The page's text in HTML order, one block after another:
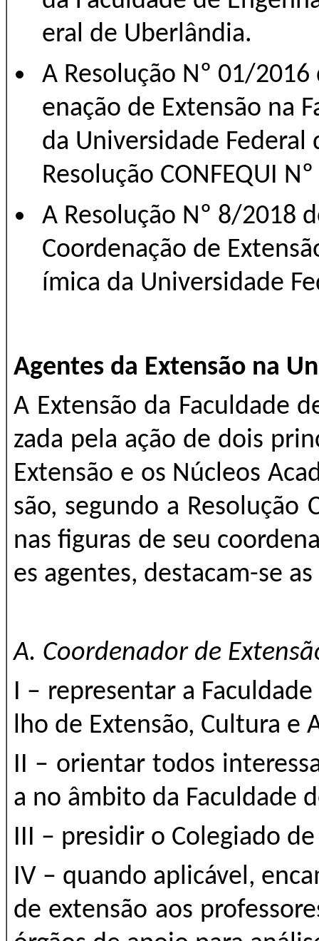
eral de Uberlândia.
A Resolução Nº 01/
enação de Extensão na
da Universidade
Resolução CONFEQUI
A Resolução Nº 8/2018
Coordenação de
ímica da Universidade
Agentes da Extensão na
A Extensão da Faculdade
zada pela ação de dois
Extensão e os Núcleos
são, segundo a Resolução
nas figuras de seu
es agentes, destacam-se
A. Coordenador de
I – representar a
lho de Extensão, Cultura e
II – orientar todos
a no âmbito da Faculdade
III – presidir o Colegiado
IV – quando aplicável,
de extensão aos